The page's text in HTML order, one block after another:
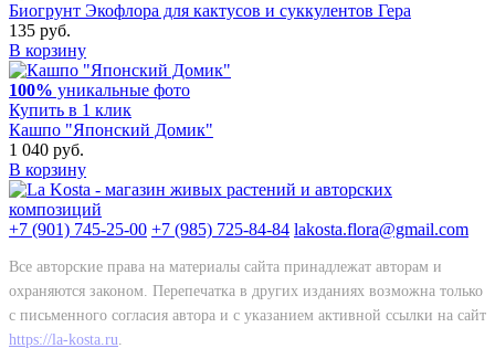
Биогрунт Экофлора для кактусов и суккулентов Гера
135 руб.
В корзину
100% уникальные фото
Купить в 1 клик
Кашпо "Японский Домик"
1 040 руб.
В корзину
+7 (901) 745-25-00 +7 (985) 725-84-84 lakosta.flora@gmail.com
Все авторские права на материалы сайта принадлежат авторам и
охраняются законом. Перепечатка в других изданиях возможна только
с письменного согласия автора и с указанием активной ссылки на сайт
https://la-kosta.ru.